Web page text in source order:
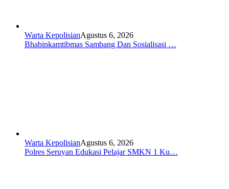
Warta KepolisianAgustus 6, 2026
Bhabinkamtibmas Sambang Dan Sosialisasi …
Warta KepolisianAgustus 6, 2026
Polres Seruyan Edukasi Pelajar SMKN 1 Ku…